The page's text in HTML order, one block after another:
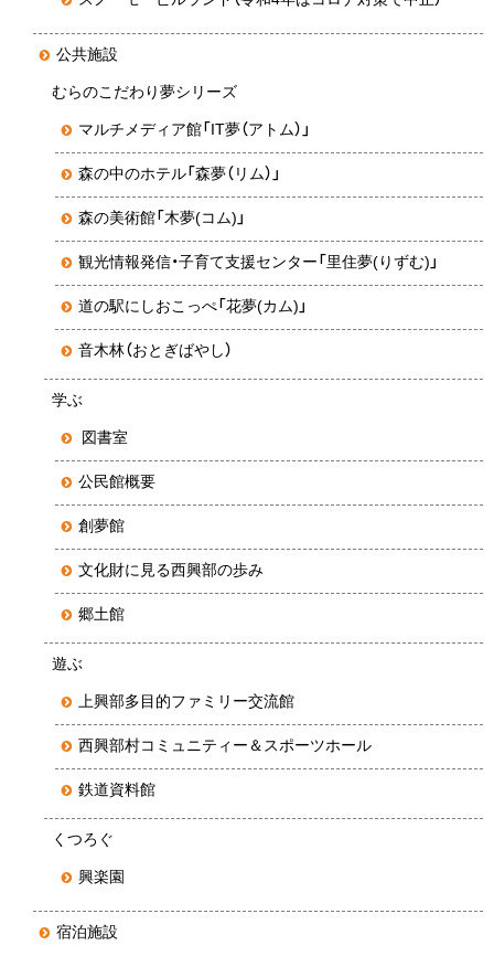
公共施設
むらのこだわり夢シリーズ
マルチメディア館「IT夢（アトム）」
森の中のホテル「森夢（リム）」
森の美術館「木夢(コム)」
観光情報発信・子育て支援センター「里住夢(りずむ)」
道の駅にしおこっぺ「花夢(カム)」
音木林（おとぎばやし）
学ぶ
図書室
公民館概要
創夢館
文化財に見る西興部の歩み
郷土館
遊ぶ
上興部多目的ファミリー交流館
西興部村コミュニティー＆スポーツホール
鉄道資料館
くつろぐ
興楽園
宿泊施設